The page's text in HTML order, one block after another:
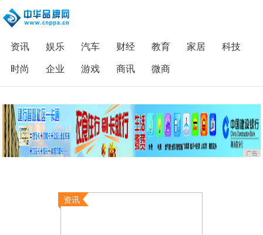
资讯 娱乐 汽车 财经 教育 家居
科技
时尚
企业 游戏 商讯 微商
广告
资讯